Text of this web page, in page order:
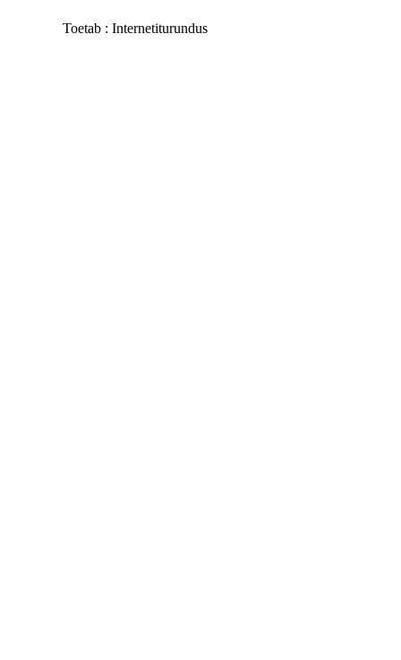
Toetab : Internetiturundus